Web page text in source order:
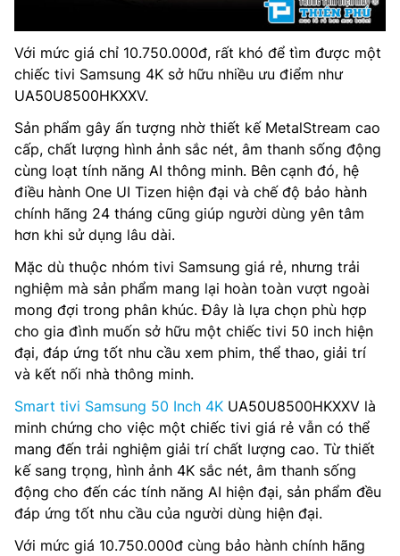
Với mức giá chỉ 10.750.000đ, rất khó để tìm được một
chiếc tivi Samsung 4K sở hữu nhiều ưu điểm như
UA50U8500HKXXV.
Sản phẩm gây ấn tượng nhờ thiết kế MetalStream cao
cấp, chất lượng hình ảnh sắc nét, âm thanh sống động
cùng loạt tính năng AI thông minh. Bên cạnh đó, hệ
điều hành One UI Tizen hiện đại và chế độ bảo hành
chính hãng 24 tháng cũng giúp người dùng yên tâm
hơn khi sử dụng lâu dài.
Mặc dù thuộc nhóm tivi Samsung giá rẻ, nhưng trải
nghiệm mà sản phẩm mang lại hoàn toàn vượt ngoài
mong đợi trong phân khúc. Đây là lựa chọn phù hợp
cho gia đình muốn sở hữu một chiếc tivi 50 inch hiện
đại, đáp ứng tốt nhu cầu xem phim, thể thao, giải trí
và kết nối nhà thông minh.
Smart tivi Samsung 50 Inch 4K UA50U8500HKXXV là
minh chứng cho việc một chiếc tivi giá rẻ vẫn có thể
mang đến trải nghiệm giải trí chất lượng cao. Từ thiết
kế sang trọng, hình ảnh 4K sắc nét, âm thanh sống
động cho đến các tính năng AI hiện đại, sản phẩm đều
đáp ứng tốt nhu cầu của người dùng hiện đại.
Với mức giá 10.750.000đ cùng bảo hành chính hãng